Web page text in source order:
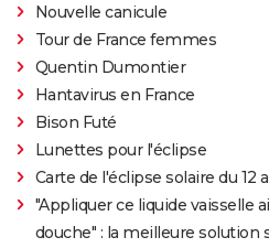
Nouvelle canicule
Tour de France femmes
Quentin Dumontier
Hantavirus en France
Bison Futé
Lunettes pour l'éclipse
Carte de l'éclipse solaire du 12
"Appliquer ce liquide vaisselle
douche" : la meilleure solution